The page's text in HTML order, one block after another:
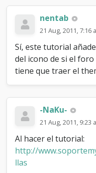
nentab
21 Aug, 2011, 7:16
Sí, este tutorial
del icono de si el
tiene que traer el
-NaKu-
21 Aug, 2011, 9:23
Al hacer el tutorial:
http://
llas